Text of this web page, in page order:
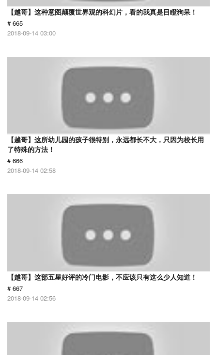
【越哥】这种意图颠覆世界观的科幻片，看的我真是目瞪狗呆！
# 665
2018-09-14 03:00
【越哥】这所幼儿园的孩子很特别，永远都长不大，只因为校长用
了特殊的方法！
# 666
2018-09-14 02:58
【越哥】这部五星好评的冷门电影，不应该只有这么少人知道！
# 667
2018-09-14 02:56